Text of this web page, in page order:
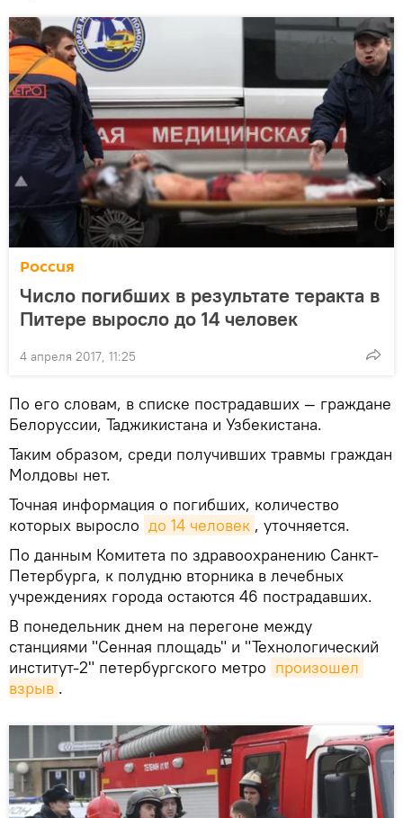
Россия
Число погибших в результате теракта в
Питере выросло до 14 человек
4 апреля 2017, 11:25
По его словам, в списке пострадавших — граждане
Белоруссии, Таджикистана и Узбекистана.
Таким образом, среди получивших травмы граждан
Молдовы нет.
Точная информация о погибших, количество
которых выросло до 14 человек , уточняется.
По данным Комитета по здравоохранению Санкт-
Петербурга, к полудню вторника в лечебных
учреждениях города остаются 46 пострадавших.
В понедельник днем на перегоне между
станциями "Сенная площадь" и "Технологический
институт-2" петербургского метро произошел
взрыв .